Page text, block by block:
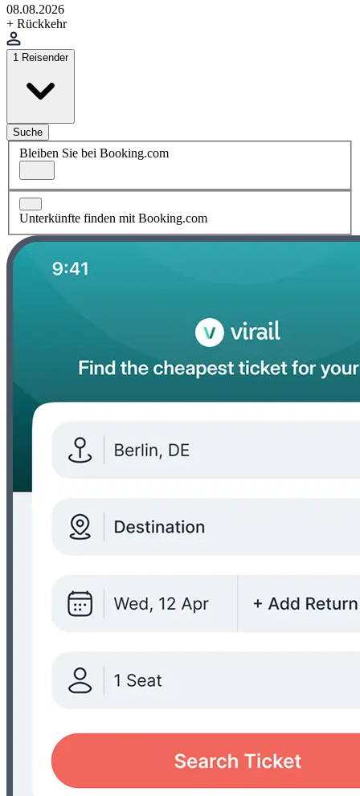
08.08.2026
+ Rückkehr
1 Reisender
Suche
Bleiben Sie bei Booking.com
Unterkünfte finden mit Booking.com